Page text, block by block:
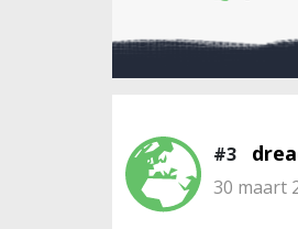
#3
30 maart